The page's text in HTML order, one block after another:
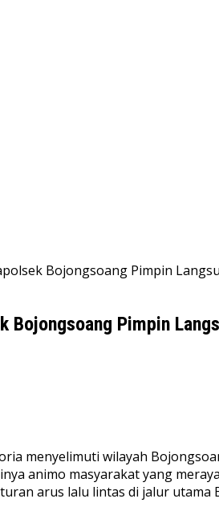
Bojongsoang Pimpin
Pimpin
menyelimuti wilayah
animo masyarakat yang
arus lalu lintas di jalur